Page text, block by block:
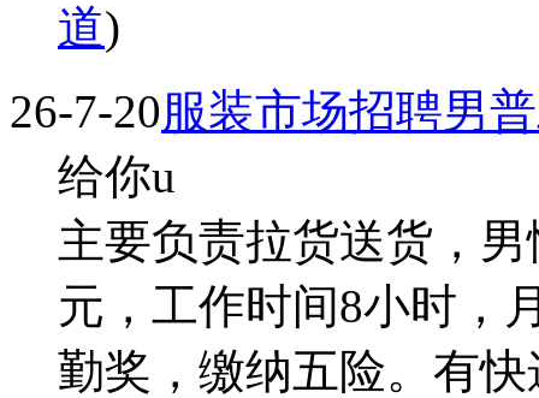
道)
26-7-20服装市场招聘男
给你u
主要负责拉货送货，
元，工作时间8小时，
勤奖，缴纳五险。有